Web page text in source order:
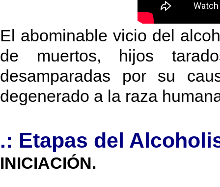
El abominable vicio del
de muertos, hijos
desamparadas por su
degenerado a la raza
.: Etapas del
INICIACIÓN.